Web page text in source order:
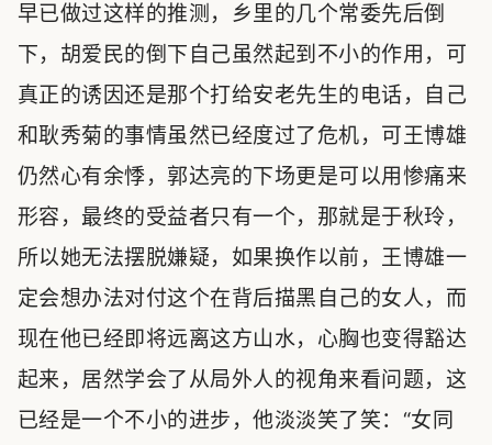
早已做过这样的推测，乡里的几个常委先后倒
下，胡爱民的倒下自己虽然起到不小的作用，可
真正的诱因还是那个打给安老先生的电话，自己
和耿秀菊的事情虽然已经度过了危机，可王博雄
仍然心有余悸，郭达亮的下场更是可以用惨痛来
形容，最终的受益者只有一个，那就是于秋玲，
所以她无法摆脱嫌疑，如果换作以前，王博雄一
定会想办法对付这个在背后描黑自己的女人，而
现在他已经即将远离这方山水，心胸也变得豁达
起来，居然学会了从局外人的视角来看问题，这
已经是一个不小的进步，他淡淡笑了笑：“女同